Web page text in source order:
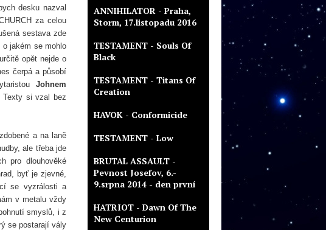
desku nazval
za celou
sestava zde
o jakém se mohlo
opět nejde o
čerpá a působí
Johnem
si vzal bez
a na laně
ale třeba jde
pro dlouhověké
byť je zjevné,
se vyzrálosti a
v metalu vždy
smyslů, i z
se postarají vály
ANNIHILATOR - Praha,
Storm, 17.listopadu 2016
TESTAMENT - Souls Of
Black
TESTAMENT - Titans Of
Creation
HAVOK - Conformicide
TESTAMENT - Low
BRUTAL ASSAULT -
Pevnost Josefov, 6.-
9.srpna 2014 - den první
HATRIOT - Dawn Of The
New Centurion